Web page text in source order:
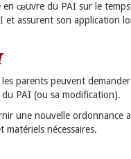
en œuvre du PAI sur le
et assurent son application
parents peuvent
PAI (ou sa modification).
une nouvelle ordonnance
matériels nécessaires.